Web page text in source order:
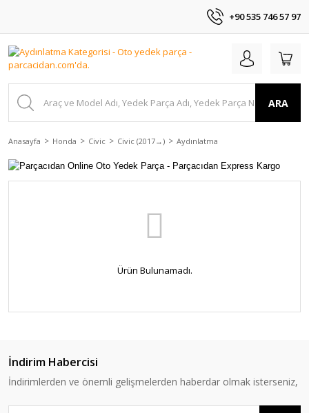
+90 535 746 57 97
ARA
Anasayfa Honda Civic Civic (2017→) Aydınlatma
Ürün Bulunamadı.
İndirim Habercisi
İndirimlerden ve önemli gelişmelerden haberdar olmak isterseniz,